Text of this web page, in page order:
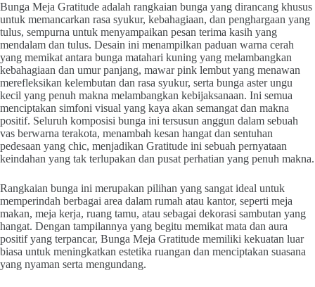
Bunga Meja Gratitude adalah rangkaian bunga yang dirancang khusus
untuk memancarkan rasa syukur, kebahagiaan, dan penghargaan yang
tulus, sempurna untuk menyampaikan pesan terima kasih yang
mendalam dan tulus. Desain ini menampilkan paduan warna cerah
yang memikat antara bunga matahari kuning yang melambangkan
kebahagiaan dan umur panjang, mawar pink lembut yang menawan
merefleksikan kelembutan dan rasa syukur, serta bunga aster ungu
kecil yang penuh makna melambangkan kebijaksanaan. Ini semua
menciptakan simfoni visual yang kaya akan semangat dan makna
positif. Seluruh komposisi bunga ini tersusun anggun dalam sebuah
vas berwarna terakota, menambah kesan hangat dan sentuhan
pedesaan yang chic, menjadikan Gratitude ini sebuah pernyataan
keindahan yang tak terlupakan dan pusat perhatian yang penuh makna.
Rangkaian bunga ini merupakan pilihan yang sangat ideal untuk
memperindah berbagai area dalam rumah atau kantor, seperti meja
makan, meja kerja, ruang tamu, atau sebagai dekorasi sambutan yang
hangat. Dengan tampilannya yang begitu memikat mata dan aura
positif yang terpancar, Bunga Meja Gratitude memiliki kekuatan luar
biasa untuk meningkatkan estetika ruangan dan menciptakan suasana
yang nyaman serta mengundang.